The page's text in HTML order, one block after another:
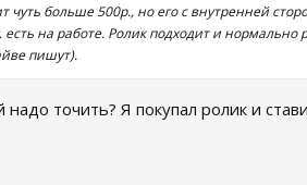
чуть больше 500р., но его с внутренней
есть на работе. Ролик подходит и
пишут).
надо точить? Я покупал ролик и